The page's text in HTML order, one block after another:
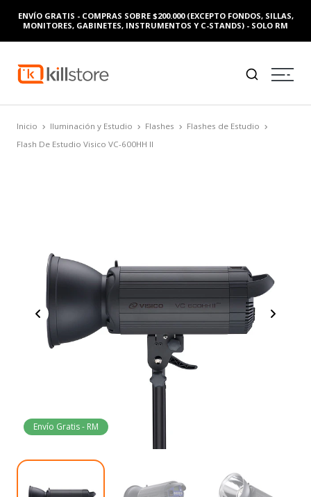
ENVÍO GRATIS - COMPRAS SOBRE $200.000 (EXCEPTO FONDOS, SILLAS,
MONITORES, GABINETES, INSTRUMENTOS Y C-STANDS) - SOLO RM
Inicio Iluminación y Estudio Flashes
Flashes de Estudio
Flash De Estudio Visico VC-600HH II
Envío Gratis - RM